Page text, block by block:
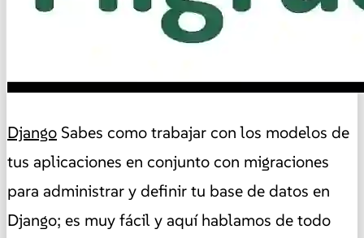
Django Sabes como trabajar con los modelos de
tus aplicaciones en conjunto con migraciones
para administrar y definir tu base de datos en
Django; es muy fácil y aquí hablamos de todo